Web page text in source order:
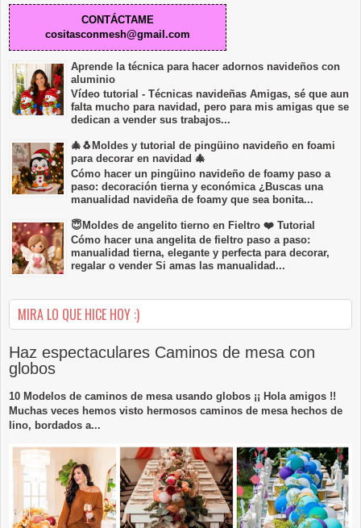
CONTÁCTAME
cositasconmesh@gmail.com
Aprende la técnica para hacer adornos navideños con
aluminio
Vídeo tutorial - Técnicas navideñas Amigas, sé que aun
falta mucho para navidad, pero para mis amigas que se
dedican a vender sus trabajos...
🎄🐧Moldes y tutorial de pingüino navideño en foami
para decorar en navidad 🎄
Cómo hacer un pingüino navideño de foamy paso a
paso: decoración tierna y económica ¿Buscas una
manualidad navideña de foamy que sea bonita...
😇Moldes de angelito tierno en Fieltro ❤️ Tutorial
Cómo hacer una angelita de fieltro paso a paso:
manualidad tierna, elegante y perfecta para decorar,
regalar o vender Si amas las manualidad...
MIRA LO QUE HICE HOY :)
Haz espectaculares Caminos de mesa con
globos
10 Modelos de caminos de mesa usando globos ¡¡ Hola amigos !!
Muchas veces hemos visto hermosos caminos de mesa hechos de
lino, bordados a...